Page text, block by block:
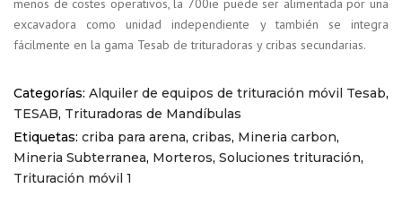
menos de costes operativos, la 700ie puede ser alimentada por una
excavadora como unidad independiente y también se integra
fácilmente en la gama Tesab de trituradoras y cribas secundarias.
Categorías: Alquiler de equipos de trituración móvil Tesab,
TESAB, Trituradoras de Mandíbulas
Etiquetas: criba para arena, cribas, Mineria carbon,
Mineria Subterranea, Morteros, Soluciones trituración,
Trituración móvil 1